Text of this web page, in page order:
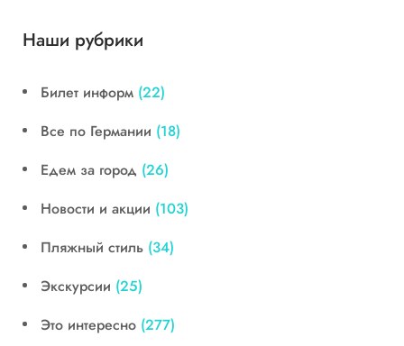
Наши рубрики
Билет информ (22)
Все по Германии (18)
Едем за город (26)
Новости и акции (103)
Пляжный стиль (34)
Экскурсии (25)
Это интересно (277)